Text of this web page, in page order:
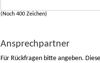
(Noch 400 Zeichen)
Ansprechpartner
Für Rückfragen bitte angeben.